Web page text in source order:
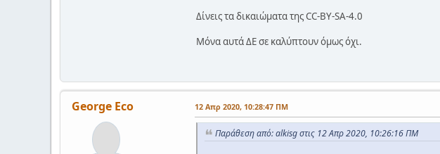
Δίνεις τα δικαιώματα της CC-BY-SA-4.0
Μόνα αυτά ΔΕ σε καλύπτουν όμως όχι.
George Eco 12 Απρ 2020, 10:28:47 ΠΜ
Παράθεση από: alkisg στις 12 Απρ 2020, 10:26:16 ΠΜ